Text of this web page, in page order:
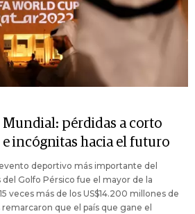
Mundial: pérdidas a corto
e incógnitas hacia el futuro
deportivo más importante del
Golfo Pérsico fue el mayor de la
veces más de los US$14.200 millones de
remarcaron que el país que gane el